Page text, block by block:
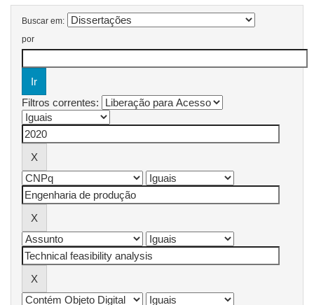
Buscar em:
por
Filtros correntes: